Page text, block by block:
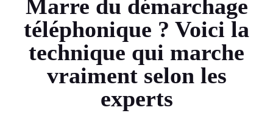
Marre du démarchage
téléphonique ? Voici la
technique qui marche
vraiment selon les
experts